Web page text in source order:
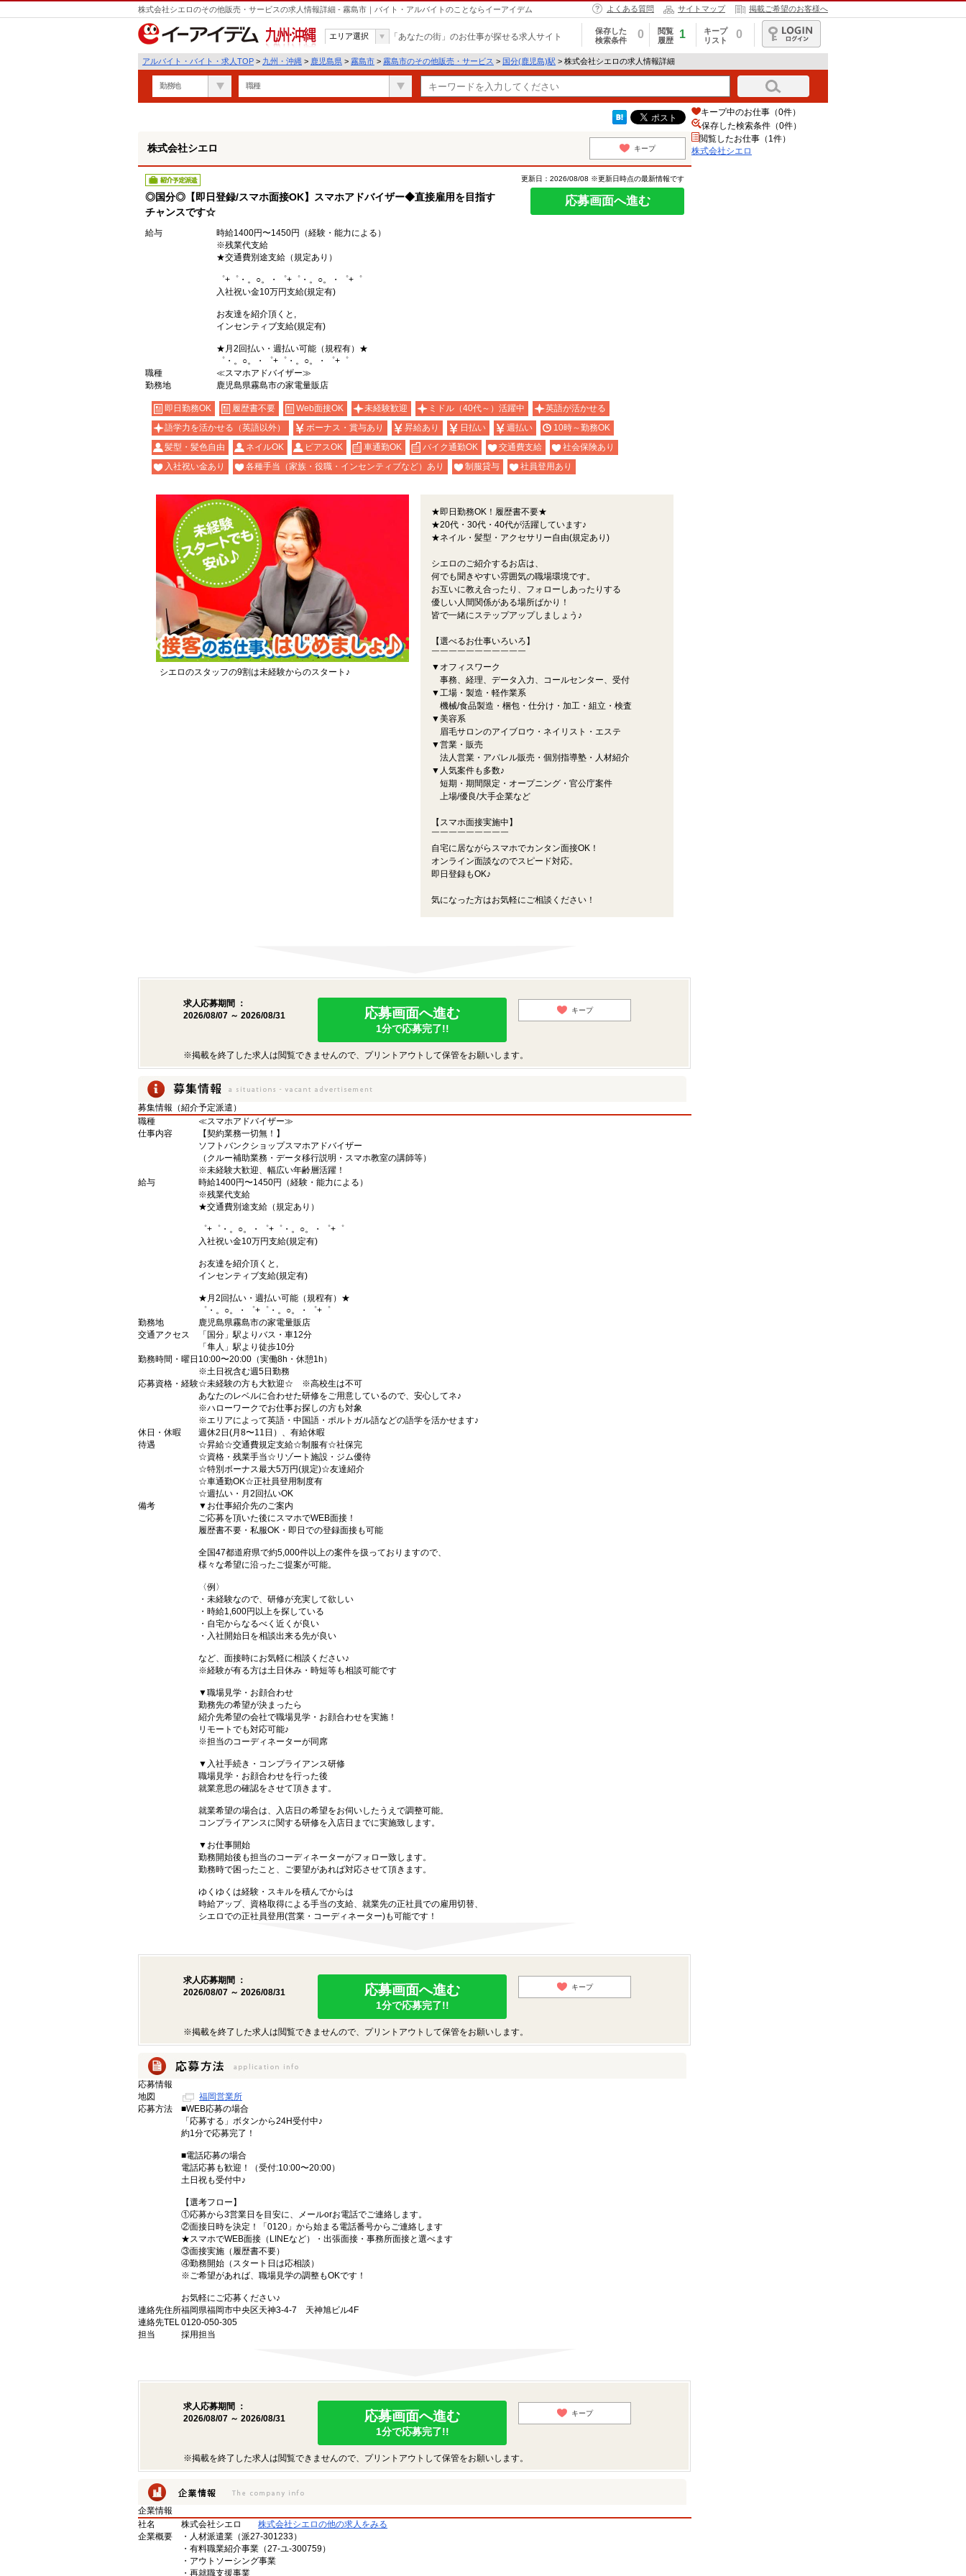
株式会社シエロのその他販売・サービスの求人情報詳細 - 霧島市｜バイト・アルバイトのことならイーアイデム よくある質問 サイトマップ 掲載ご希望のお客様へ
九州・沖縄
エリア選択 「あなたの街」のお仕事が探せる求人サイト
保存した
検索条件
0
閲覧
履歴
1
キープ
リスト
0
ログイン
アルバイト・バイト・求人TOP > 九州・沖縄 > 鹿児島県 > 霧島市 > 霧島市のその他販売・サービス > 国分(鹿児島)駅 > 株式会社シエロの求人情報詳細
勤務地 職種
遣
株式会社シエロ キープ
紹介予定派遣
◎国分◎【即日登録/スマホ面接OK】スマホアドバイザー◆直接雇用を目指す
チャンスです☆
更新日：2026/08/08 ※更新日時点の最新情報です
応募画面へ進む
給与
時給1400円〜1450円（経験・能力による）
※残業代支給
★交通費別途支給（規定あり）
゜+゜・。○。・゜+゜・。○。・゜+゜
入社祝い金10万円支給(規定有)
お友達を紹介頂くと,
インセンティブ支給(規定有)
★月2回払い・週払い可能（規程有）★
゜・。○。・゜+゜・。○。・゜+゜
職種
≪スマホアドバイザー≫
勤務地
鹿児島県霧島市の家電量販店
即日勤務OK 履歴書不要 Web面接OK 未経験歓迎 ミドル（40代～）活躍中
英語が活かせる
語学力を活かせる（英語以外）
ボーナス・賞与あり 昇給あり 日払い 週払い
10時～勤務OK
髪型・髪色自由
ネイルOK ピアスOK 車通勤OK バイク通勤OK 交通費支給
社会保険あり
入社祝い金あり
各種手当（家族・役職・インセンティブなど）あり 制服貸与 社員登用あり
シエロのスタッフの9割は未経験からのスタート♪
★即日勤務OK！履歴書不要★
★20代・30代・40代が活躍しています♪
★ネイル・髪型・アクセサリー自由(規定あり)
シエロのご紹介するお店は、
何でも聞きやすい雰囲気の職場環境です。
お互いに教え合ったり、フォローしあったりする
優しい人間関係がある場所ばかり！
皆で一緒にステップアップしましょう♪
【選べるお仕事いろいろ】
￣￣￣￣￣￣￣￣￣￣￣
▼オフィスワーク
事務、経理、データ入力、コールセンター、受付
▼工場・製造・軽作業系
機械/食品製造・梱包・仕分け・加工・組立・検査
▼美容系
眉毛サロンのアイブロウ・ネイリスト・エステ
▼営業・販売
法人営業・アパレル販売・個別指導塾・人材紹介
▼人気案件も多数♪
短期・期間限定・オープニング・官公庁案件
上場/優良/大手企業など
【スマホ面接実施中】
￣￣￣￣￣￣￣￣￣
自宅に居ながらスマホでカンタン面接OK！
オンライン面談なのでスピード対応。
即日登録もOK♪
気になった方はお気軽にご相談ください！
求人応募期間 ：
2026/08/07 ～ 2026/08/31
応募画面へ進む
1分で応募完了!!
キープ
※掲載を終了した求人は閲覧できませんので、プリントアウトして保管をお願いします。
募集情報（紹介予定派遣）
職種
≪スマホアドバイザー≫
仕事内容
【契約業務一切無！】
ソフトバンクショップスマホアドバイザー
（クルー補助業務・データ移行説明・スマホ教室の講師等）
※未経験大歓迎、幅広い年齢層活躍！
給与
時給1400円〜1450円（経験・能力による）
※残業代支給
★交通費別途支給（規定あり）
゜+゜・。○。・゜+゜・。○。・゜+゜
入社祝い金10万円支給(規定有)
お友達を紹介頂くと,
インセンティブ支給(規定有)
★月2回払い・週払い可能（規程有）★
゜・。○。・゜+゜・。○。・゜+゜
勤務地
鹿児島県霧島市の家電量販店
交通アクセス
「国分」駅よりバス・車12分
「隼人」駅より徒歩10分
勤務時間・曜日 10:00〜20:00（実働8h・休憩1h）
※土日祝含む週5日勤務
応募資格・経験☆未経験の方も大歓迎☆ ※高校生は不可
あなたのレベルに合わせた研修をご用意しているので、安心してネ♪
※ハローワークでお仕事お探しの方も対象
※エリアによって英語・中国語・ポルトガル語などの語学を活かせます♪
休日・休暇
週休2日(月8〜11日）、有給休暇
待遇
☆昇給☆交通費規定支給☆制服有☆社保完
☆資格・残業手当☆リゾート施設・ジム優待
☆特別ボーナス最大5万円(規定)☆友達紹介
☆車通勤OK☆正社員登用制度有
☆週払い・月2回払いOK
備考
▼お仕事紹介先のご案内
ご応募を頂いた後にスマホでWEB面接！
履歴書不要・私服OK・即日での登録面接も可能
全国47都道府県で約5,000件以上の案件を扱っておりますので、
様々な希望に沿ったご提案が可能。
〈例〉
・未経験なので、研修が充実して欲しい
・時給1,600円以上を探している
・自宅からなるべく近くが良い
・入社開始日を相談出来る先が良い
など、面接時にお気軽に相談ください♪
※経験が有る方は土日休み・時短等も相談可能です
▼職場見学・お顔合わせ
勤務先の希望が決まったら
紹介先希望の会社で職場見学・お顔合わせを実施！
リモートでも対応可能♪
※担当のコーディネーターが同席
▼入社手続き・コンプライアンス研修
職場見学・お顔合わせを行った後
就業意思の確認をさせて頂きます。
就業希望の場合は、入店日の希望をお伺いしたうえで調整可能。
コンプライアンスに関する研修を入店日までに実施致します。
▼お仕事開始
勤務開始後も担当のコーディネーターがフォロー致します。
勤務時で困ったこと、ご要望があれば対応させて頂きます。
ゆくゆくは経験・スキルを積んでからは
時給アップ、資格取得による手当の支給、就業先の正社員での雇用切替、
シエロでの正社員登用(営業・コーディネーター)も可能です！
求人応募期間 ：
2026/08/07 ～ 2026/08/31
応募画面へ進む
1分で応募完了!!
キープ
※掲載を終了した求人は閲覧できませんので、プリントアウトして保管をお願いします。
応募情報
地図
福岡営業所
応募方法
■WEB応募の場合
「応募する」ボタンから24H受付中♪
約1分で応募完了！
■電話応募の場合
電話応募も歓迎！（受付:10:00〜20:00）
土日祝も受付中♪
【選考フロー】
①応募から3営業日を目安に、メールorお電話でご連絡します。
②面接日時を決定！「0120」から始まる電話番号からご連絡します
★スマホでWEB面接（LINEなど）・出張面接・事務所面接と選べます
③面接実施（履歴書不要）
④勤務開始（スタート日は応相談）
※ご希望があれば、職場見学の調整もOKです！
お気軽にご応募ください♪
連絡先住所福岡県福岡市中央区天神3-4-7 天神旭ビル4F
連絡先TEL0120-050-305
担当
採用担当
求人応募期間 ：
2026/08/07 ～ 2026/08/31
応募画面へ進む
1分で応募完了!!
キープ
※掲載を終了した求人は閲覧できませんので、プリントアウトして保管をお願いします。
企業情報
社名
株式会社シエロ
株式会社シエロの他の求人をみる
企業概要
・人材派遣業（派27-301233）
・有料職業紹介事業（27-ユ-300759）
・アウトソーシング事業
・再就職支援事業
キープ中のお仕事（0件）
保存した検索条件（0件）
閲覧したお仕事（1件）
株式会社シエロ